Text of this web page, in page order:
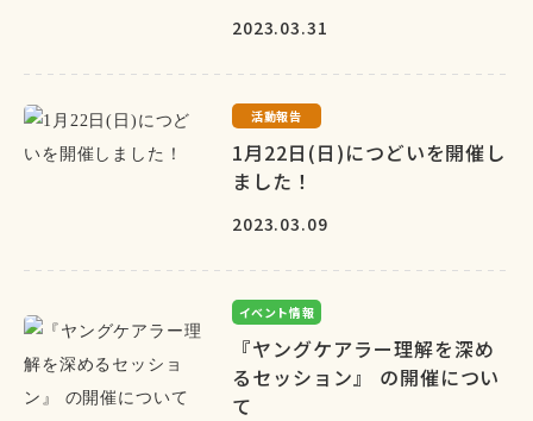
2023.03.31
活動報告
1月22日(日)につどいを開催し
ました！
2023.03.09
イベント情報
『ヤングケアラー理解を深め
るセッション』 の開催につい
て